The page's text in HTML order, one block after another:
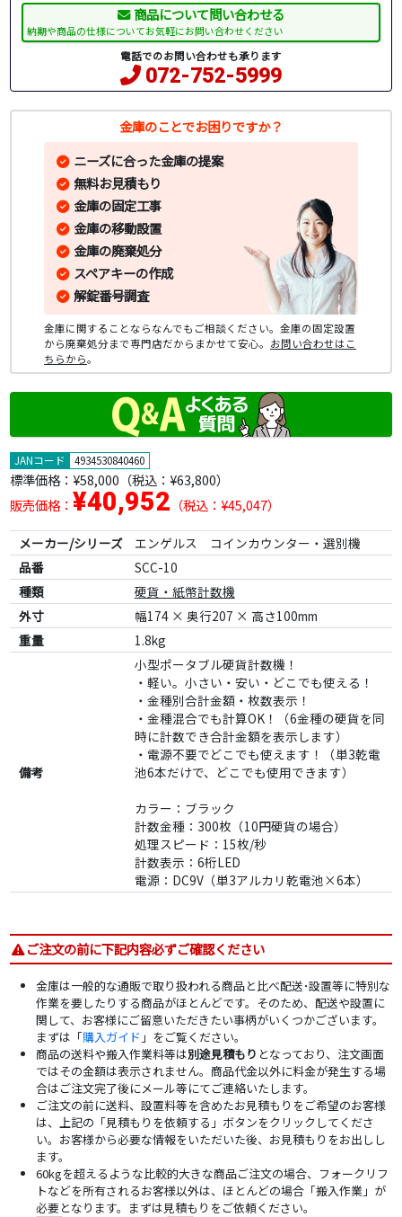
JANコード 4934530840460
標準価格： ¥58,000 （税込：¥63,800）
販売価格： ¥40,952 （税込：¥45,047）
メーカー/シリーズ
エンゲルス コインカウンター・選別機
品番
SCC-10
種類
硬貨・紙幣計数機
外寸
幅174 × 奥行207 × 高さ100mm
重量
1.8kg
備考
小型ポータブル硬貨計数機！
・軽い。小さい・安い・どこでも使える！
・金種別合計金額・枚数表示！
・金種混合でも計算OK！（6金種の硬貨を同
時に計数でき合計金額を表示します）
・電源不要でどこでも使えます！（単3乾電
池6本だけで、どこでも使用できます）
カラー：ブラック
計数金種：300枚（10円硬貨の場合）
処理スピード：15枚/秒
計数表示：6桁LED
電源：DC9V（単3アルカリ乾電池×6本）
商品について問い合わせる
納期や商品の仕様についてお気軽にお問い合わせください
電話でのお問い合わせも承ります
072-752-5999
金庫のことでお困りですか？
ニーズに合った金庫の提案
無料お見積もり
金庫の固定工事
金庫の移動設置
金庫の廃棄処分
スペアキーの作成
解錠番号調査
金庫に関することならなんでもご相談ください。金庫の固定設置
から廃棄処分まで専門店だからまかせて安心。 お問い合わせはこ
ちらから。
ご注文の前に下記内容必ずご確認ください
金庫は一般的な通販で取り扱われる商品と比べ配送･設置等に特別な
作業を要したりする商品がほとんどです。そのため、配送や設置に
関して、お客様にご留意いただきたい事柄がいくつかございます。
まずは「購入ガイド 」をご覧ください。
商品の送料や搬入作業料等は別途見積もり となっており、注文画面
ではその金額は表示されません。商品代金以外に料金が発生する場
合はご注文完了後にメール等にてご連絡いたします。
ご注文の前に送料、設置料等を含めたお見積もりをご希望のお客様
は、上記の「見積もりを依頼する」ボタンをクリックしてくださ
い。お客様から必要な情報をいただいた後、お見積もりをお出しし
ます。
60kgを超えるような比較的大きな商品ご注文の場合、フォークリフ
トなどを所有されるお客様以外は、ほとんどの場合「搬入作業」が
必要となります。まずは見積もりをご依頼ください。